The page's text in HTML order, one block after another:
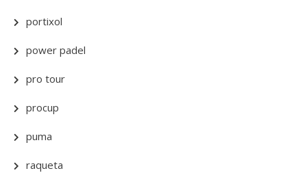
portixol
power padel
pro tour
procup
puma
raqueta